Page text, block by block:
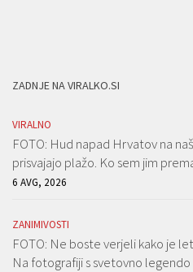
ZADNJE NA VIRALKO.SI
VIRALNO
FOTO: Hud napad Hrvatov na
prisvajajo plažo. Ko sem jim
6 AVG, 2026
ZANIMIVOSTI
FOTO: Ne boste verjeli kako je
Na fotografiji s svetovno legendo